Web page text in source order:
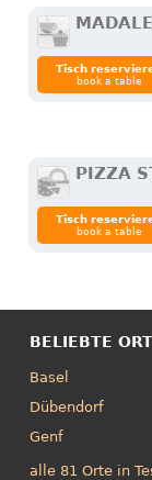
Tisch
book a table
PIZZA
Tisch
book a table
BELIEBTE
Basel
Dübendorf
Genf
alle 81 Orte in